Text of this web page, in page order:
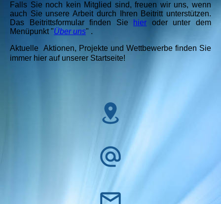
Falls Sie noch kein Mitglied sind, freuen wir uns, wenn
auch Sie unsere Arbeit durch Ihren Beitritt unterstützen.
Das Beitrittsformular finden Sie
hier oder unter dem
Menüpunkt "Über uns" .
Aktuelle Aktionen, Projekte und Wettbewerbe finden Sie
immer hier auf unserer Startseite!